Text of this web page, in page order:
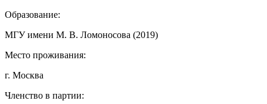
Образование:
МГУ имени М. В. Ломоносова (2019)
Место проживания:
г. Москва
Членство в партии: